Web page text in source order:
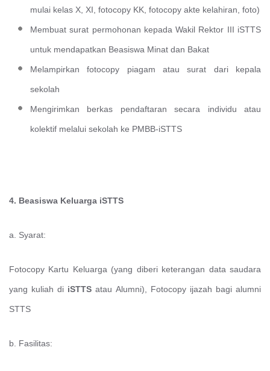
mulai kelas X, XI, fotocopy KK, fotocopy akte kelahiran, foto)
Membuat surat permohonan kepada Wakil Rektor III iSTTS
untuk mendapatkan Beasiswa Minat dan Bakat
Melampirkan fotocopy piagam atau surat dari kepala
sekolah
Mengirimkan berkas pendaftaran secara individu atau
kolektif melalui sekolah ke PMBB-iSTTS
4. Beasiswa Keluarga iSTTS
a. Syarat:
Fotocopy Kartu Keluarga (yang diberi keterangan data saudara
yang kuliah di iSTTSatau Alumni), Fotocopy ijazah bagi alumni
STTS
b. Fasilitas: